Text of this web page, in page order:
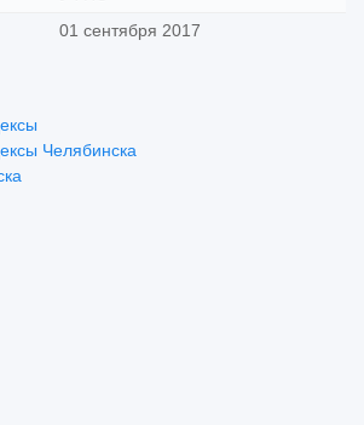
01 сентября 2017
Челябинска